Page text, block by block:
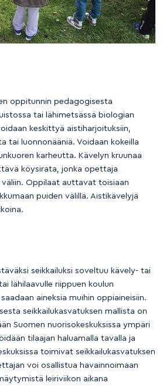
oppitunnin pedagogisesta
tai lähimetsässä biologian
keskittyä aistiharjoituksiin,
tai luonnonääniä. Voidaan kokeilla
karheutta. Kävelyn kruunaa
köysirata, jonka opettaja
Oppilaat auttavat toisiaan
puiden välillä. Aistikävelyjä
seikkailuksi soveltuu kävely- tai
lähilaavulle riippuen koulun
aineksia muihin oppiaineisiin.
seikkailukasvatuksen mallista on
Suomen nuorisokeskuksissa ympäri
tilaajan haluamalla tavalla ja
toimivat seikkailukasvatuksen
voi osallistua havainnoimaan
leiriviikon aikana